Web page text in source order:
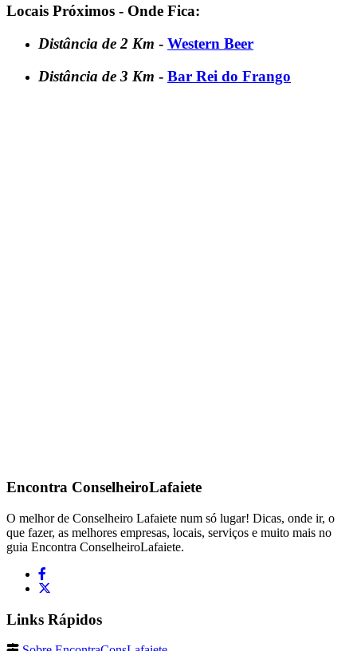
Locais Próximos - Onde Fica:
Distância de 2 Km - Western Beer
Distância de 3 Km - Bar Rei do Frango
Encontra ConselheiroLafaiete
O melhor de Conselheiro Lafaiete num só lugar! Dicas, onde ir, o
que fazer, as melhores empresas, locais, serviços e muito mais no
guia Encontra ConselheiroLafaiete.
Links Rápidos